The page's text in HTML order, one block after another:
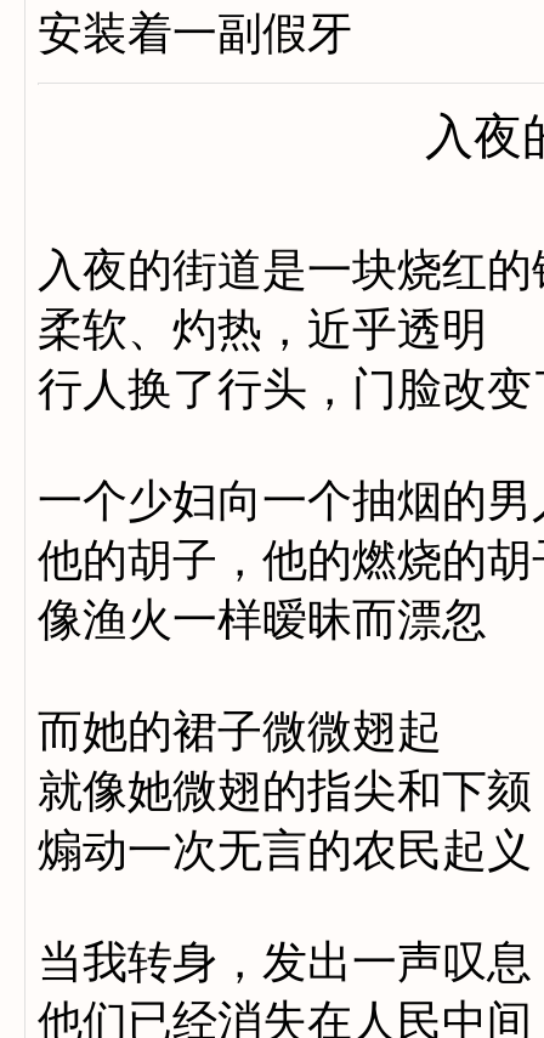
安装着一副假牙
入夜
入夜的街道是一块烧红的
柔软、灼热，近乎透明
行人换了行头，门脸改变
一个少妇向一个抽烟的
他的胡子，他的燃烧的胡
像渔火一样暧昧而漂忽
而她的裙子微微翅起
就像她微翅的指尖和下颏
煽动一次无言的农民起义
当我转身，发出一声叹息
他们已经消失在人民中间